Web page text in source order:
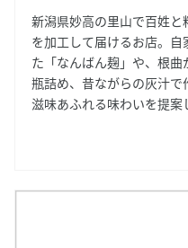
新潟県妙高の里山で百姓
を加工して届けるお店。
た「なんばん麹」や、根
瓶詰め、昔ながらの灰汁
滋味あふれる味わいを提案